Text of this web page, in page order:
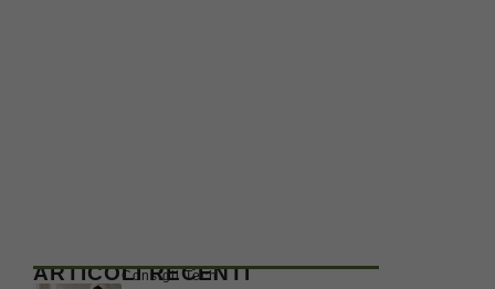
ARTICOLI RECENTI
Consigli Tech